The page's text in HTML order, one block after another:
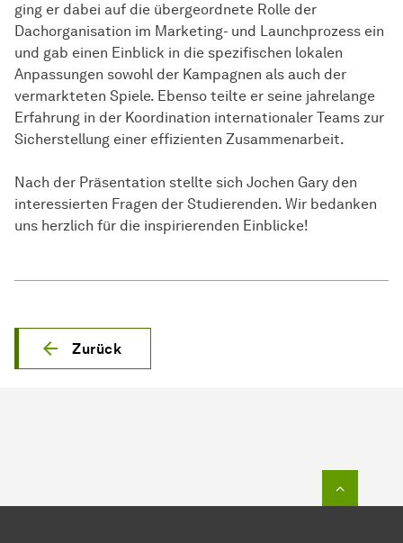
ging er dabei auf die übergeordnete Rolle der
Dachorganisation im Marketing- und Launchprozess ein
und gab einen Einblick in die spezifischen lokalen
Anpassungen sowohl der Kampagnen als auch der
vermarkteten Spiele. Ebenso teilte er seine jahrelange
Erfahrung in der Koordination internationaler Teams zur
Sicherstellung einer effizienten Zusammenarbeit.
Nach der Präsentation stellte sich Jochen Gary den
interessierten Fragen der Studierenden. Wir bedanken
uns herzlich für die inspirierenden Einblicke!
Zurück